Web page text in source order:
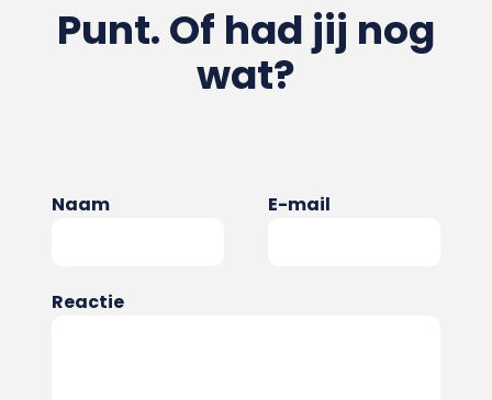
Punt. Of had jij nog
wat?
Naam E-mail
Reactie